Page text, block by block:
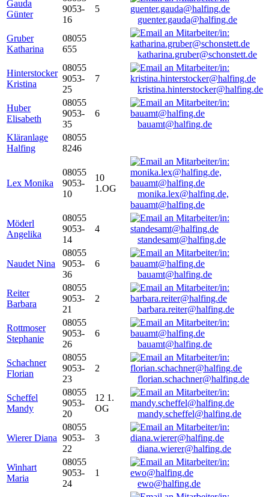
Gauda
Günter
9053-
16
5
guenter.gauda@halfing.de
Gruber
Katharina
08055
655
katharina.gruber@schonstett.de
Hinterstocker
Kristina
08055
9053-
25
7
kristina.hinterstocker@halfing.de
Huber
Elisabeth
08055
9053-
35
6
bauamt@halfing.de
Kläranlage
Halfing
08055
8246
Lex Monika
08055
9053-
10
10
1.OG
monika.lex@halfing.de,
bauamt@halfing.de
Möderl
Angelika
08055
9053-
14
4
standesamt@halfing.de
Naudet Nina
08055
9053-
36
6
bauamt@halfing.de
Reiter
Barbara
08055
9053-
21
2
barbara.reiter@halfing.de
Rottmoser
Stephanie
08055
9053-
26
6
bauamt@halfing.de
Schachner
Florian
08055
9053-
23
2
florian.schachner@halfing.de
Scheffel
Mandy
08055
9053-
20
12 1.
OG
mandy.scheffel@halfing.de
Wierer Diana
08055
9053-
22
3
diana.wierer@halfing.de
Winhart
Maria
08055
9053-
24
1
ewo@halfing.de